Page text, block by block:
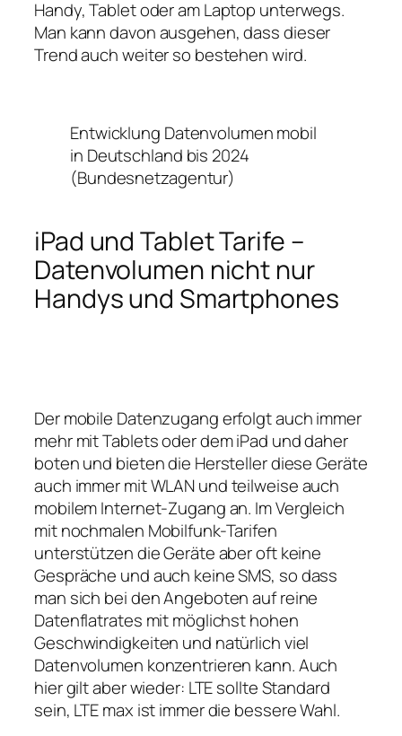
Handy, Tablet oder am Laptop unterwegs.
Man kann davon ausgehen, dass dieser
Trend auch weiter so bestehen wird.
Entwicklung Datenvolumen mobil
in Deutschland bis 2024
(Bundesnetzagentur)
iPad und Tablet Tarife –
Datenvolumen nicht nur
Handys und Smartphones
Der mobile Datenzugang erfolgt auch immer
mehr mit Tablets oder dem iPad und daher
boten und bieten die Hersteller diese Geräte
auch immer mit WLAN und teilweise auch
mobilem Internet-Zugang an. Im Vergleich
mit nochmalen Mobilfunk-Tarifen
unterstützen die Geräte aber oft keine
Gespräche und auch keine SMS, so dass
man sich bei den Angeboten auf reine
Datenflatrates mit möglichst hohen
Geschwindigkeiten und natürlich viel
Datenvolumen konzentrieren kann. Auch
hier gilt aber wieder: LTE sollte Standard
sein, LTE max ist immer die bessere Wahl.